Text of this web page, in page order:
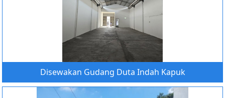
Disewakan Gudang Duta Indah Kapuk